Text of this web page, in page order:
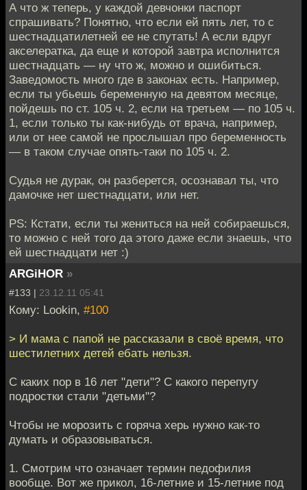
А что ж теперь, у каждой девчонки паспорт
спрашивать? Понятно, что если ей пять лет, то с
шестнадцатилетней ее не спутать! А если вдруг
акселератка, да еще и которой завтра исполнится
шестнадцать — ну что ж, можно и ошибиться.
Заведомость много где в законах есть. Например,
если ты убьешь беременную на девятом месяце,
пойдешь по ст. 105 ч. 2, если на третьем — по 105 ч.
1, если только ты как-нибудь от врача, например,
или от нее самой не прослышал про беременность
— в таком случае опять-таки по 105 ч. 2.
Судья не дурак, он разберется, осознавал ты, что
дамочке нет шестнадцати, или нет.
PS: Кстати, если ты жениться на ней собираешься,
то можно с ней того да этого даже если знаешь, что
ей шестнадцати нет :)
ARGiHOR »
#133 | 23.12.11 05:41
Кому: Lookin, #100
> И мама с папой не рассказали в своё время, что
шестилетних детей ебать нельзя.
С каких пор в 16 лет "дети"? С какого перепугу
подростки стали "детьми"?
Чтобы не морозить с горяча херь нужно как-то
думать и образовываться.
1. Смотрим что означает термин педофилия
вообще. Вот же прикол, 16-летние и 15-летние под